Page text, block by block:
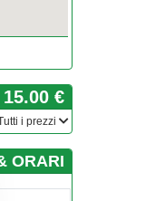
€
i prezzi
ORARI